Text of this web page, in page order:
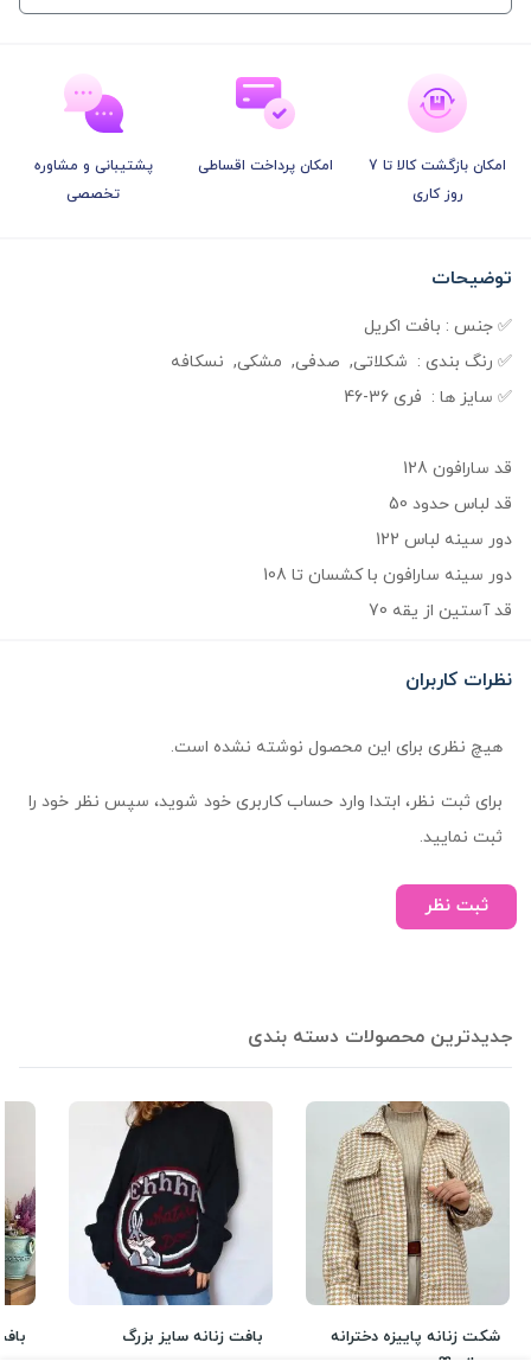
امکان بازگشت کالا تا 7
روز کاری
امکان پرداخت اقساطی
پشتیبانی و مشاوره
تخصصی
توضیحات
✅️ جنس : بافت اکریل
✅️ رنگ بندی : شکلاتی, صدفی, مشکی, نسکافه
✅️ سایز ها : فری 36-46
قد سارافون 128
قد لباس حدود 50
دور سینه لباس 122
دور سینه سارافون با کشسان تا 108
قد آستین از یقه 70
نظرات کاربران
هیچ نظری برای این محصول نوشته نشده است.
برای ثبت نظر، ابتدا وارد حساب کاربری خود شوید، سپس نظر خود را
ثبت نمایید.
ثبت نظر
جدیدترین محصولات دسته بندی
شکت زنانه پاییزه دخترانه
پیچازی🎀
بافت زنانه سایز بزرگ